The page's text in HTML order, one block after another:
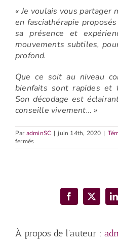
« Je voulais vous partager
en fasciathérapie
sa présence et
mouvements subtiles,
profond.
Que ce soit au niveau
bienfaits sont rapides et
Son décodage est
conseille vivement… »
Par adminSC | juin 14th, 2020 |
ferméssur
Pierre
Facebook
X
À propos de l'auteur :